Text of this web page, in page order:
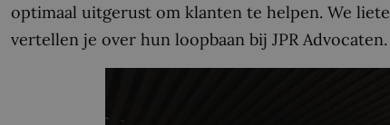
optimaal uitgerust om klanten te helpen. We
vertellen je over hun loopbaan bij JPR Advocaten.